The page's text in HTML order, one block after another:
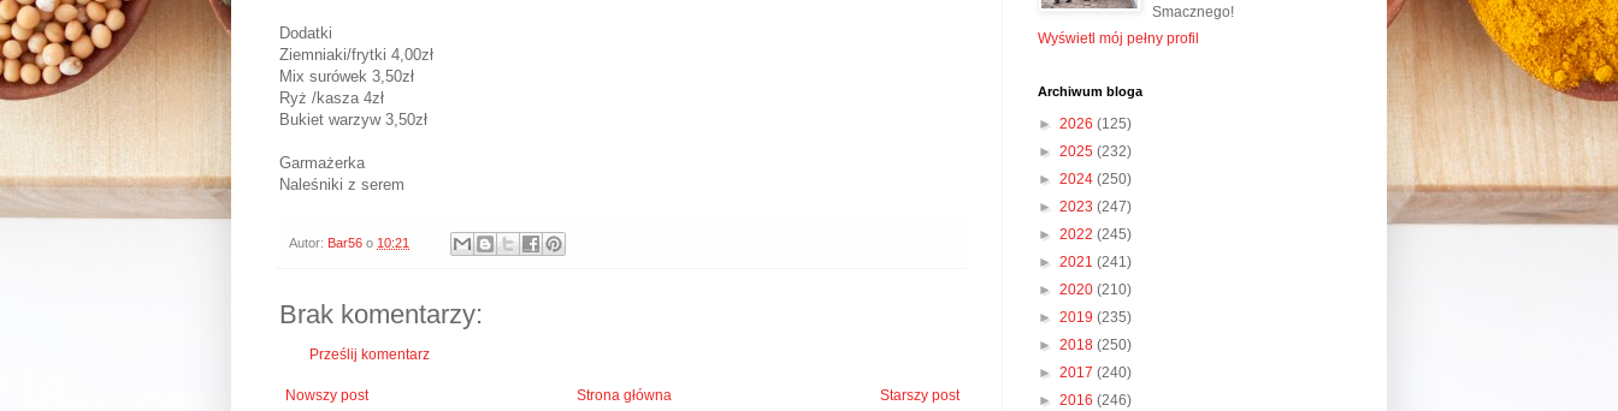
Dodatki
Ziemniaki/frytki 4,00zł
Mix surówek 3,50zł
Ryż /kasza 4zł
Bukiet warzyw 3,50zł
Garmażerka
Naleśniki z serem
Autor: Bar56 o 10:21
Brak komentarzy:
Prześlij komentarz
Nowszy post Starszy post
Strona główna
Smacznego!
Wyświetl mój pełny profil
Archiwum bloga
► 2026 (125)
► 2025 (232)
► 2024 (250)
► 2023 (247)
► 2022 (245)
► 2021 (241)
► 2020 (210)
► 2019 (235)
► 2018 (250)
► 2017 (240)
► 2016 (246)